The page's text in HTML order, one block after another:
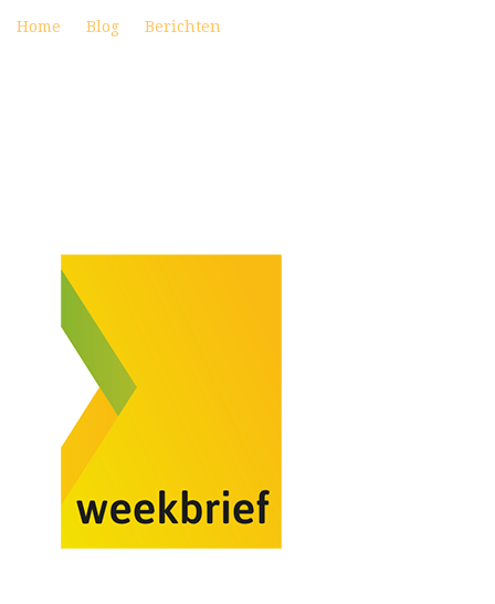
Home Blog Berichten